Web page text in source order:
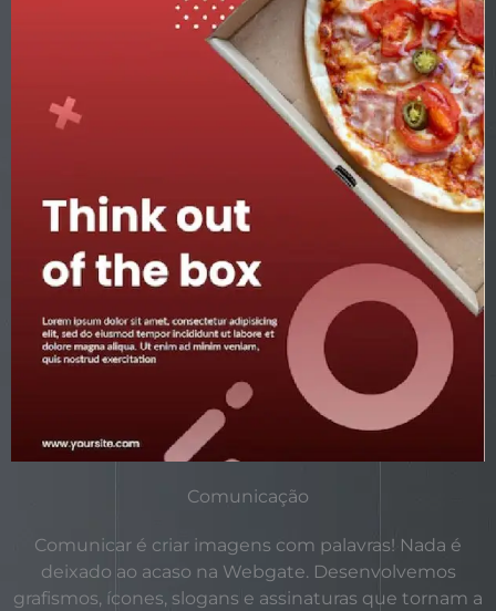
Comunicação
Comunicar é criar imagens com palavras! Nada é
deixado ao acaso na Webgate. Desenvolvemos
grafismos, ícones, slogans e assinaturas que tornam a